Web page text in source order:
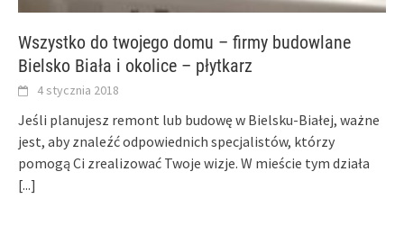
Wszystko do twojego domu – firmy budowlane
Bielsko Biała i okolice – płytkarz
4 stycznia 2018
Jeśli planujesz remont lub budowę w Bielsku-Białej, ważne
jest, aby znaleźć odpowiednich specjalistów, którzy
pomogą Ci zrealizować Twoje wizje. W mieście tym działa
[...]